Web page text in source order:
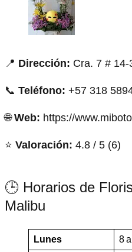
📍 Dirección: Cra. 7 #
📞 Teléfono: +57 318
🌐Web: https://
⭐ Valoración: 4.8 / 5 (6)
🕒 Horarios de
Malibu
Lunes 8